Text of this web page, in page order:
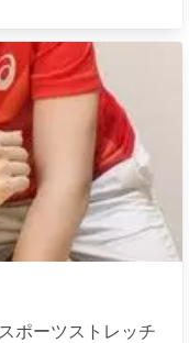
ポーツストレッチ